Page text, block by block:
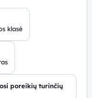
klasė
poreikių turinčių